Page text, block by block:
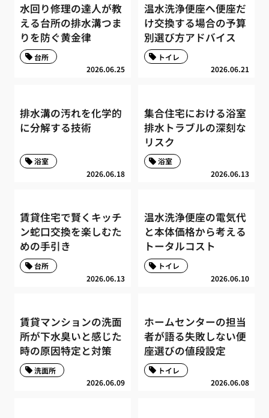
水回り修理の達人が教
える台所の排水溝つま
りを防ぐ黄金律
2026.06.25
台所
温水洗浄便座へ便座だ
け交換する場合の予算
別選び方アドバイス
2026.06.21
トイレ
排水溝の汚れを化学的
に分解する技術
2026.06.18
浴室
集合住宅における浴室
排水トラブルの深刻な
リスク
2026.06.13
浴室
賃貸住宅で賢くキッチ
ン蛇口交換を楽しむた
めの手引き
2026.06.13
台所
温水洗浄便座の電気代
と本体価格から考える
トータルコスト
2026.06.10
トイレ
賃貸マンションの洗面
所が下水臭いと感じた
時の原因特定と対策
2026.06.09
洗面所
ホームセンターの担当
者が語る失敗しない便
座選びの値段設定
2026.06.08
トイレ